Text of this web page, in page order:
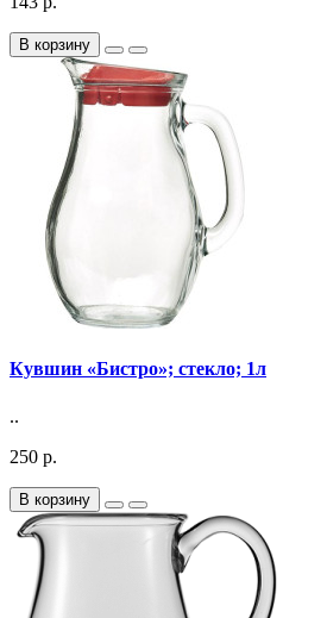
В корзину
Кувшин «Бистро»; стекло; 1л
..
250 р.
В корзину